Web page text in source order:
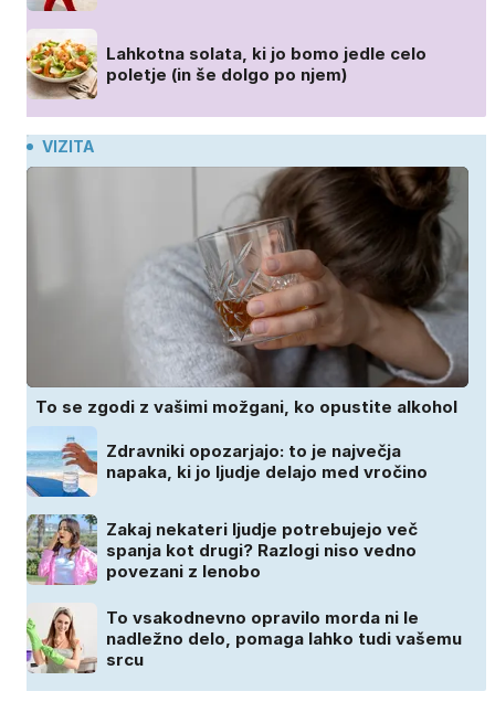
Lahkotna solata, ki jo bomo jedle celo
poletje (in še dolgo po njem)
VIZITA
To se zgodi z vašimi možgani, ko opustite alkohol
Zdravniki opozarjajo: to je največja
napaka, ki jo ljudje delajo med vročino
Zakaj nekateri ljudje potrebujejo več
spanja kot drugi? Razlogi niso vedno
povezani z lenobo
To vsakodnevno opravilo morda ni le
nadležno delo, pomaga lahko tudi vašemu
srcu